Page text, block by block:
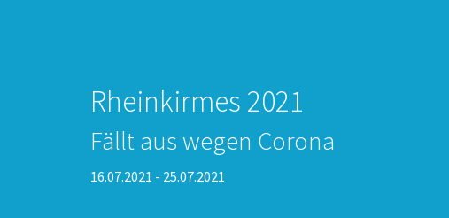
Rheinkirmes 2021
Fällt aus wegen Corona
16.07.2021 - 25.07.2021